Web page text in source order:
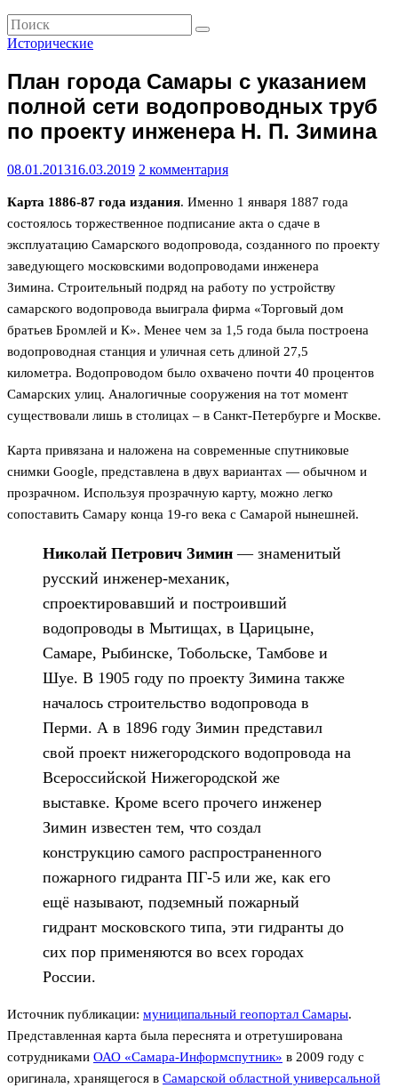
Исторические
План города Самары с указанием
полной сети водопроводных труб
по проекту инженера Н. П. Зимина
08.01.201316.03.2019 2 комментария
Карта 1886-87 года издания. Именно 1 января 1887 года
состоялось торжественное подписание акта о сдаче в
эксплуатацию Самарского водопровода, созданного по проекту
заведующего московскими водопроводами инженера
Зимина. Строительный подряд на работу по устройству
самарского водопровода выиграла фирма «Торговый дом
братьев Бромлей и К». Менее чем за 1,5 года была построена
водопроводная станция и уличная сеть длиной 27,5
километра. Водопроводом было охвачено почти 40 процентов
Самарских улиц. Аналогичные сооружения на тот момент
существовали лишь в столицах – в Санкт-Петербурге и Москве.
Карта привязана и наложена на современные спутниковые
снимки Google, представлена в двух вариантах — обычном и
прозрачном. Используя прозрачную карту, можно легко
сопоставить Самару конца 19-го века с Самарой нынешней.
Николай Петрович Зимин — знаменитый
русский инженер-механик,
спроектировавший и построивший
водопроводы в Мытищах, в Царицыне,
Самаре, Рыбинске, Тобольске, Тамбове и
Шуе. В 1905 году по проекту Зимина также
началось строительство водопровода в
Перми. А в 1896 году Зимин представил
свой проект нижегородского водопровода на
Всероссийской Нижегородской же
выставке. Кроме всего прочего инженер
Зимин известен тем, что создал
конструкцию самого распространенного
пожарного гидранта ПГ-5 или же, как его
ещё называют, подземный пожарный
гидрант московского типа, эти гидранты до
сих пор применяются во всех городах
России.
Источник публикации: муниципальный геопортал Самары.
Представленная карта была переснята и отретуширована
сотрудниками ОАО «Самара-Информспутник» в 2009 году с
оригинала, хранящегося в Самарской областной универсальной